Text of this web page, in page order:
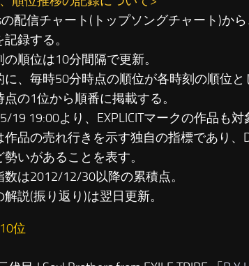
の配信チャート(トップソングチャート)か
録する。
の順位は10分間隔で更新。
、毎時50分時点の順位が各時刻の順位と
点の1位から順番に掲載する。
19 19:00より、EXPLICITマークの作品も対
作品の売れ行きを示す独自の指標であり
いがあることを表す。
数は2012/12/30以降の累積点。
解説(振り返り)は翌日更新。
位